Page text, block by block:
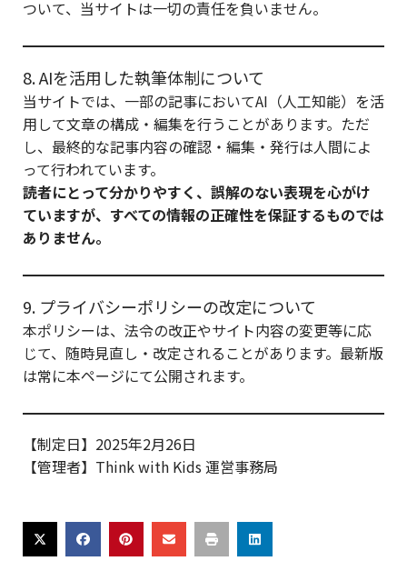
ついて、当サイトは一切の責任を負いません。
8. AIを活用した執筆体制について
当サイトでは、一部の記事においてAI（人工知能）を活
用して文章の構成・編集を行うことがあります。ただ
し、最終的な記事内容の確認・編集・発行は人間によ
って行われています。
読者にとって分かりやすく、誤解のない表現を心がけ
ていますが、すべての情報の正確性を保証するものでは
ありません。
9. プライバシーポリシーの改定について
本ポリシーは、法令の改正やサイト内容の変更等に応
じて、随時見直し・改定されることがあります。最新版
は常に本ページにて公開されます。
【制定日】2025年2月26日
【管理者】Think with Kids 運営事務局